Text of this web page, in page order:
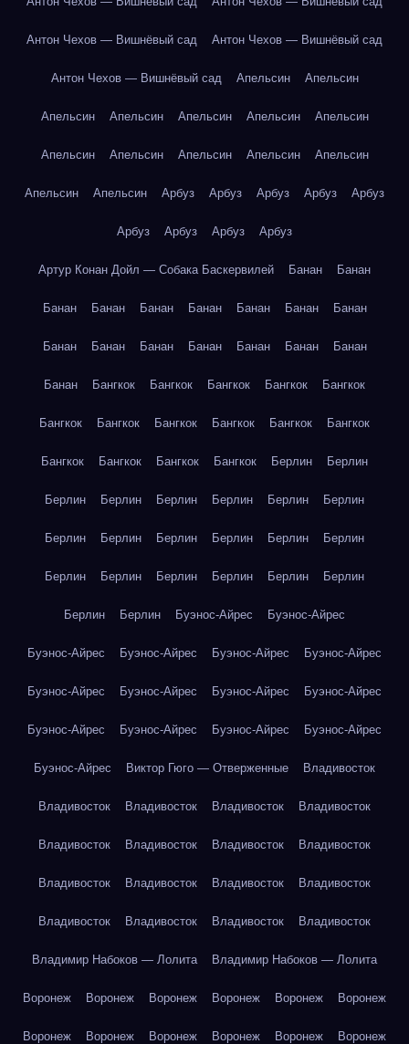
Антон Чехов — Вишнёвый сад Антон Чехов — Вишнёвый сад
Антон Чехов — Вишнёвый сад Апельсин Апельсин
Апельсин Апельсин Апельсин Апельсин Апельсин
Апельсин Апельсин Апельсин Апельсин Апельсин
Апельсин Апельсин Арбуз Арбуз Арбуз Арбуз Арбуз
Арбуз Арбуз Арбуз Арбуз
Артур Конан Дойл — Собака Баскервилей Банан Банан
Банан Банан Банан Банан Банан Банан Банан
Банан Банан Банан Банан Банан Банан Банан
Банан Бангкок Бангкок Бангкок Бангкок Бангкок
Бангкок Бангкок Бангкок Бангкок Бангкок Бангкок
Бангкок Бангкок Бангкок Бангкок Берлин Берлин
Берлин Берлин Берлин Берлин Берлин Берлин
Берлин Берлин Берлин Берлин Берлин Берлин
Берлин Берлин Берлин Берлин Берлин Берлин
Берлин Берлин Буэнос-Айрес Буэнос-Айрес
Буэнос-Айрес Буэнос-Айрес Буэнос-Айрес Буэнос-Айрес
Буэнос-Айрес Буэнос-Айрес Буэнос-Айрес Буэнос-Айрес
Буэнос-Айрес Буэнос-Айрес Буэнос-Айрес Буэнос-Айрес
Буэнос-Айрес Виктор Гюго — Отверженные Владивосток
Владивосток Владивосток Владивосток Владивосток
Владивосток Владивосток Владивосток Владивосток
Владивосток Владивосток Владивосток Владивосток
Владивосток Владивосток Владивосток Владивосток
Владимир Набоков — Лолита Владимир Набоков — Лолита
Воронеж Воронеж Воронеж Воронеж Воронеж Воронеж
Воронеж Воронеж Воронеж Воронеж Воронеж Воронеж